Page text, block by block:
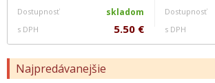
Dostupnosť skladom
s DPH 5.50 €
Dostupnosť
s DPH
Najpredávanejšie